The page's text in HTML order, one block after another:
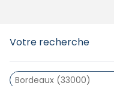
Votre recherche